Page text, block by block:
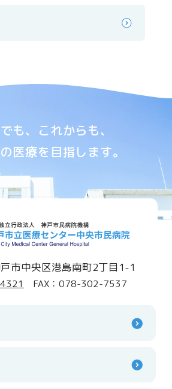
も、これからも、
医療を目指します。
市中央区港島南町2丁目1-1
FAX：078-302-7537